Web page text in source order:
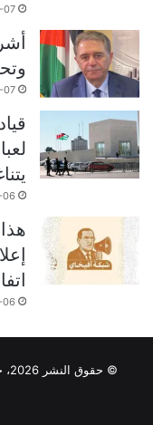
07
07
© حقوق النشر 2026، جميع الحقوق محفوظة |